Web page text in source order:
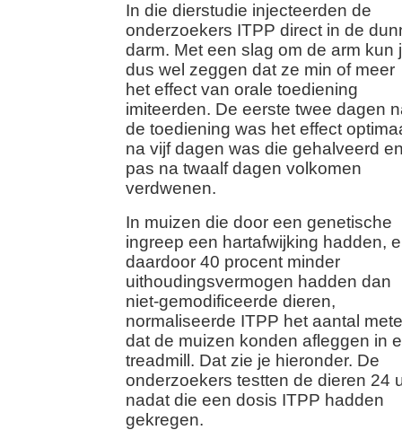
In die dierstudie injecteerden de
onderzoekers ITPP direct in de
darm. Met een slag om de arm kun
dus wel zeggen dat ze min of meer
het effect van orale toediening
imiteerden. De eerste twee dagen
de toediening was het effect
na vijf dagen was die gehalveerd
pas na twaalf dagen volkomen
verdwenen.
In muizen die door een genetische
ingreep een hartafwijking hadden,
daardoor 40 procent minder
uithoudingsvermogen hadden dan
niet-gemodificeerde dieren,
normaliseerde ITPP het aantal
dat de muizen konden afleggen in
treadmill. Dat zie je hieronder. De
onderzoekers testten de dieren 24
nadat die een dosis ITPP hadden
gekregen.